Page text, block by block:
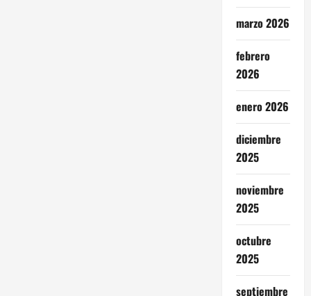
marzo 2026
febrero
2026
enero 2026
diciembre
2025
noviembre
2025
octubre
2025
septiembre